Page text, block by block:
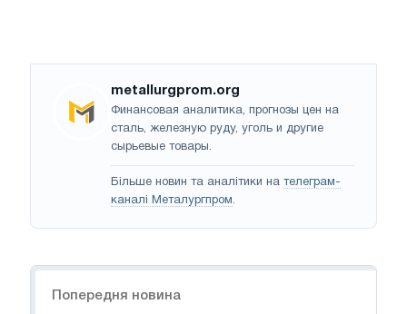
metallurgprom.org
Финансовая аналитика, прогнозы цен на
сталь, железную руду, уголь и другие
сырьевые товары.
Більше новин та аналітики на телеграм-
каналі Металургпром.
Попередня новина